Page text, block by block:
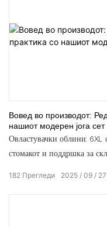
Вовед во производот:
нашиот модерен јога сет
Овластувачки облини: 6XL
стомакот и поддршка за
2025 09 27
182 Прегледи